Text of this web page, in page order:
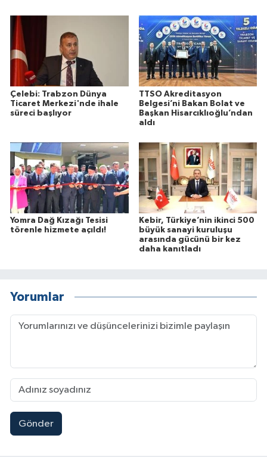
Çelebi: Trabzon Dünya
Ticaret Merkezi'nde ihale
süreci başlıyor
TTSO Akreditasyon
Belgesi’ni Bakan Bolat ve
Başkan Hisarcıklıoğlu’ndan
aldı
Yomra Dağ Kızağı Tesisi
törenle hizmete açıldı!
Kebir, Türkiye’nin ikinci 500
büyük sanayi kuruluşu
arasında gücünü bir kez
daha kanıtladı
Yorumlar
Gönder